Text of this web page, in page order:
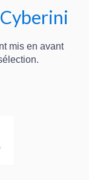
mis en avant